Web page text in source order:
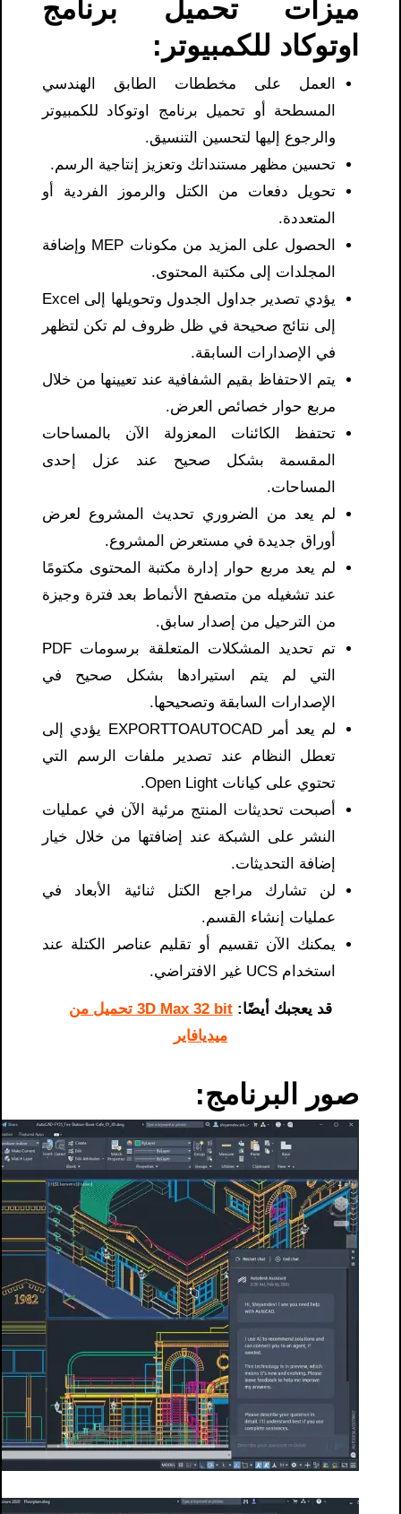
ميزات تحميل برنامج
اوتوكاد للكمبيوتر:
العمل على مخططات الطابق الهندسي
المسطحة أو تحميل برنامج اوتوكاد للكمبيوتر
والرجوع إليها لتحسين التنسيق.
تحسين مظهر مستنداتك وتعزيز إنتاجية الرسم.
تحويل دفعات من الكتل والرموز الفردية أو
المتعددة.
الحصول على المزيد من مكونات MEP وإضافة
المجلدات إلى مكتبة المحتوى.
يؤدي تصدير جداول الجدول وتحويلها إلى Excel
إلى نتائج صحيحة في ظل ظروف لم تكن لتظهر
في الإصدارات السابقة.
يتم الاحتفاظ بقيم الشفافية عند تعيينها من خلال
مربع حوار خصائص العرض.
تحتفظ الكائنات المعزولة الآن بالمساحات
المقسمة بشكل صحيح عند عزل إحدى
المساحات.
لم يعد من الضروري تحديث المشروع لعرض
أوراق جديدة في مستعرض المشروع.
لم يعد مربع حوار إدارة مكتبة المحتوى مكتومًا
عند تشغيله من متصفح الأنماط بعد فترة وجيزة
من الترحيل من إصدار سابق.
تم تحديد المشكلات المتعلقة برسومات PDF
التي لم يتم استيرادها بشكل صحيح في
الإصدارات السابقة وتصحيحها.
لم يعد أمر EXPORTTOAUTOCAD يؤدي إلى
تعطل النظام عند تصدير ملفات الرسم التي
تحتوي على كيانات Open Light.
أصبحت تحديثات المنتج مرئية الآن في عمليات
النشر على الشبكة عند إضافتها من خلال خيار
إضافة التحديثات.
لن تشارك مراجع الكتل ثنائية الأبعاد في
عمليات إنشاء القسم.
يمكنك الآن تقسيم أو تقليم عناصر الكتلة عند
استخدام UCS غير الافتراضي.
قد يعجبك أيضًا:
3D Max 32 bit تحميل من
ميديافاير
صور البرنامج: